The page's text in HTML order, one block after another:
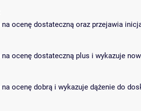
na ocenę dostateczną oraz przejawia
na ocenę dostateczną plus i wykazuje
na ocenę dobrą i wykazuje dążenie do